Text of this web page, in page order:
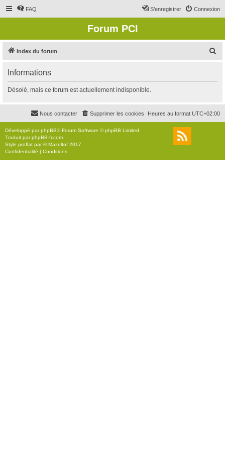
FAQ Connexion
S’enregistrer
Forum PCI
Index du forum
r
c
r
Informations
Désolé, mais ce forum est actuellement indisponible.
Heures au format UTC+02:00
Supprimer les cookies
Nous contacter
Développé parphpBB® Forum Software © phpBB Limited
Traduit parphpBB-fr.com
Style proflat par ©Mazeltof 2017
Confidentialité | Conditions